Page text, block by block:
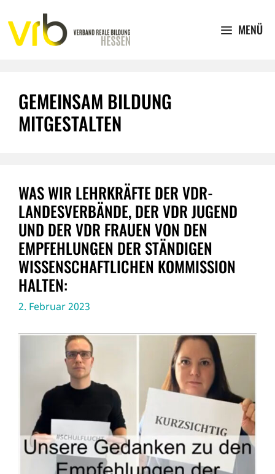
Inhalt
springen
MENÜ
GEMEINSAM BILDUNG
MITGESTALTEN
WAS WIR LEHRKRÄFTE DER VDR-
LANDESVERBÄNDE, DER VDR JUGEND
UND DER VDR FRAUEN VON DEN
EMPFEHLUNGEN DER STÄNDIGEN
WISSENSCHAFTLICHEN KOMMISSION
HALTEN:
2. Februar 2023